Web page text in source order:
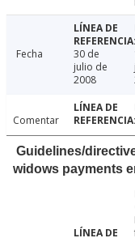
Fecha
30 de
julio de
2008
Comentar
Guidelines/
widows payments